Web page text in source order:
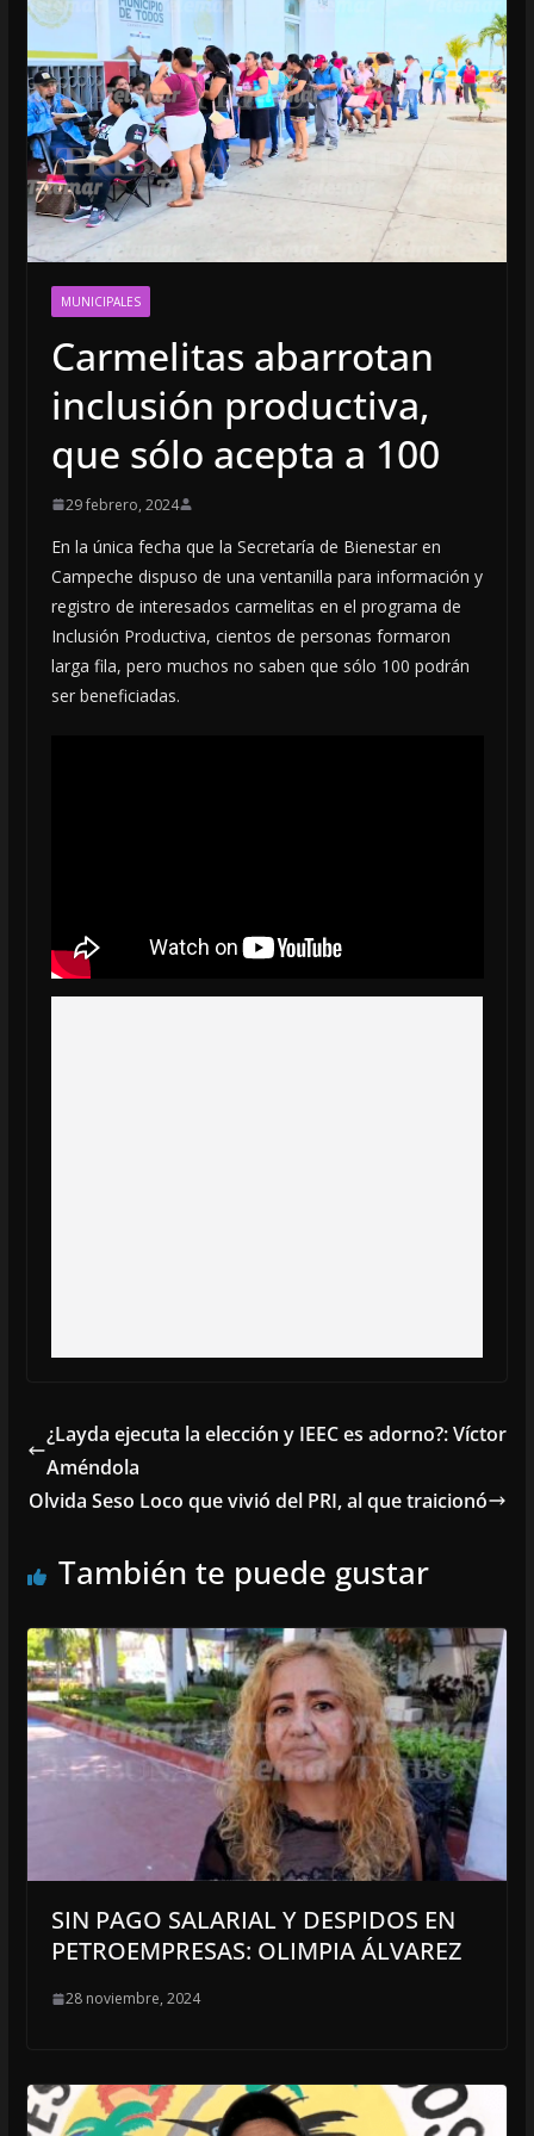
MUNICIPALES
Carmelitas abarrotan
inclusión productiva,
que sólo acepta a 100
29 febrero, 2024
En la única fecha que la Secretaría de Bienestar en
Campeche dispuso de una ventanilla para información y
registro de interesados carmelitas en el programa de
Inclusión Productiva, cientos de personas formaron
larga fila, pero muchos no saben que sólo 100 podrán
ser beneficiadas.
¿Layda ejecuta la elección y IEEC es adorno?: Víctor
Améndola
Olvida Seso Loco que vivió del PRI, al que traicionó
También te puede gustar
SIN PAGO SALARIAL Y DESPIDOS EN
PETROEMPRESAS: OLIMPIA ÁLVAREZ
28 noviembre, 2024